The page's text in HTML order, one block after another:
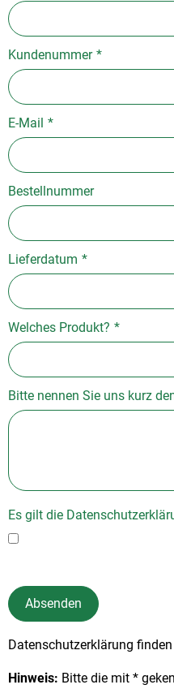
Kundenummer *
E-Mail *
Bestellnummer
Lieferdatum *
Welches Produkt? *
Bitte nennen Sie uns kurz
Es gilt die
Absenden
Datenschutzerklärung
Hinweis: Bitte die mit *